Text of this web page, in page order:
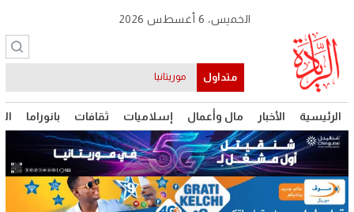
الرئيسية الأخبار مال وأعمال إسلاميات ثقافات بانوراما
الخميس، 6 أغسطس 2026
متداول موريتانيا